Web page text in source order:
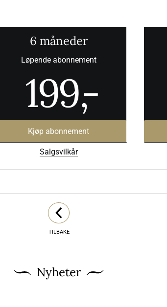
6 måneder
Løpende abonnement
199,-
Kjøp abonnement
Salgsvilkår
TILBAKE
Nyheter